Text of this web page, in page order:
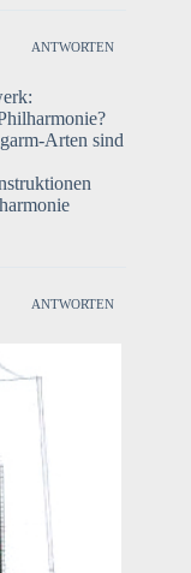
ANTWORTEN
Arten sind
ANTWORTEN